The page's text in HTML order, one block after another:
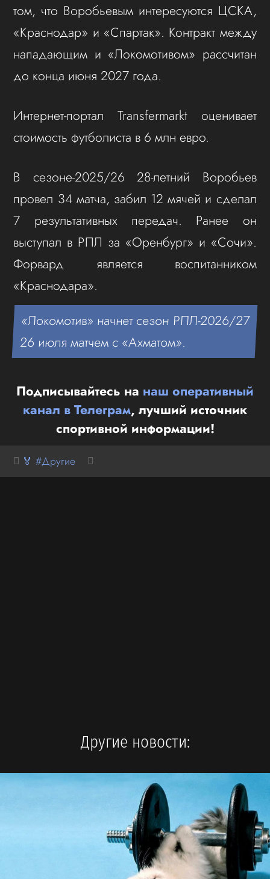
том, что Воробьевым интересуются ЦСКА,
«Краснодар» и «Спартак». Контракт между
нападающим и «Локомотивом» рассчитан
до конца июня 2027 года.
Интернет-портал Transfermarkt оценивает
стоимость футболиста в 6 млн евро.
В сезоне-2025/26 28-летний Воробьев
провел 34 матча, забил 12 мячей и сделал
7 результативных передач. Ранее он
выступал в РПЛ за «Оренбург» и «Сочи».
Форвард является воспитанником
«Краснодара».
«Локомотив» начнет сезон РПЛ-2026/27
26 июля матчем с «Ахматом».
Подписывайтесь на наш оперативный
канал в Телеграм, лучший источник
спортивной информации!
🏅 #Другие
Другие новости: